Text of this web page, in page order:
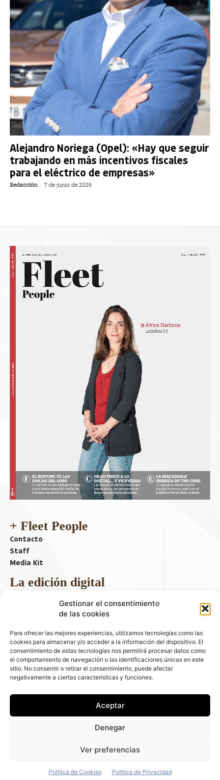
Gestionar el consentimiento
de las cookies
Para ofrecer las mejores experiencias, utilizamos tecnologías como las
cookies para almacenar y/o acceder a la información del dispositivo. El
consentimiento de estas tecnologías nos permitirá procesar datos como
el comportamiento de navegación o las identificaciones únicas en este
sitio. No consentir o retirar el consentimiento, puede afectar
negativamente a ciertas características y funciones.
Aceptar
Denegar
Ver preferencias
Política de Cookies Política de Privacidad
Alejandro Noriega (Opel): «Hay que seguir
trabajando en más incentivos fiscales
para el eléctrico de empresas»
Redacción - 7 de junio de 2026
+ Fleet People
Contacto
Staff
Media Kit
La edición digital
Descargar último ejemplar
ir a hemeroteca
+ Contenido en redes sociales
automóviles - C/ Fernández de la Hoz 70, 1ºB - 28003 - Madrid
fleetpeople@fleetpeople.es